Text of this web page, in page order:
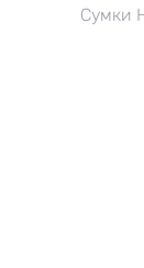
Сумки